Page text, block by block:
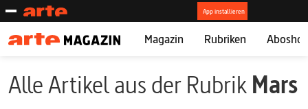
Magazin Rubriken
Alle Artikel aus der RubrikMars